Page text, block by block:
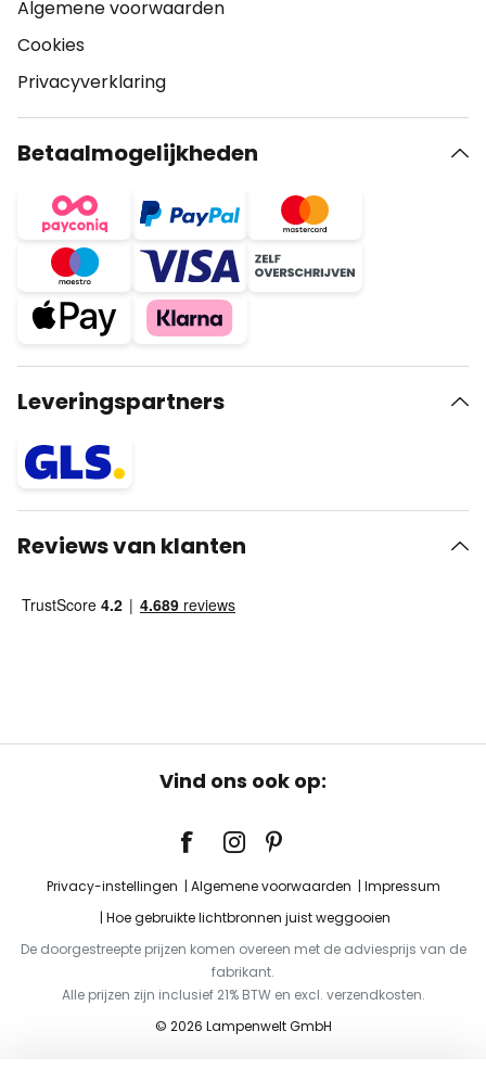
Algemene voorwaarden
Cookies
Privacyverklaring
Betaalmogelijkheden
Leveringspartners
Reviews van klanten
Vind ons ook op:
Privacy-instellingen Algemene voorwaarden
Impressum
Hoe gebruikte lichtbronnen juist weggooien
De doorgestreepte prijzen komen overeen met de adviesprijs van de
fabrikant.
Alle prijzen zijn inclusief 21% BTW en excl. verzendkosten.
© 2026 Lampenwelt GmbH